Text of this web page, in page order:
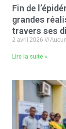
Fin de
grandes
travers ses
2 avril 2026
Lire la suite »